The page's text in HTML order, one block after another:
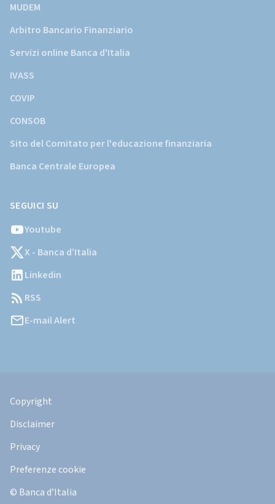
MUDEM
Arbitro Bancario Finanziario
Servizi online Banca d'Italia
IVASS
COVIP
CONSOB
Sito del Comitato per l'educazione finanziaria
Banca Centrale Europea
SEGUICI SU
Youtube
X - Banca d’Italia
Linkedin
RSS
E-mail Alert
Legali
Copyright
Disclaimer
Privacy
Preferenze cookie
© Banca d’Italia